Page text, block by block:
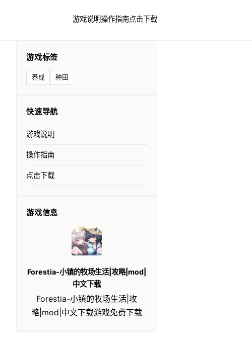
游戏说明操作指南点击下载
游戏标签
养成 种田
快速导航
游戏说明
操作指南
点击下载
游戏信息
Forestia-小镇的牧场生活|攻略|mod|
中文下载
Forestia-小镇的牧场生活|攻
略|mod|中文下载游戏免费下载